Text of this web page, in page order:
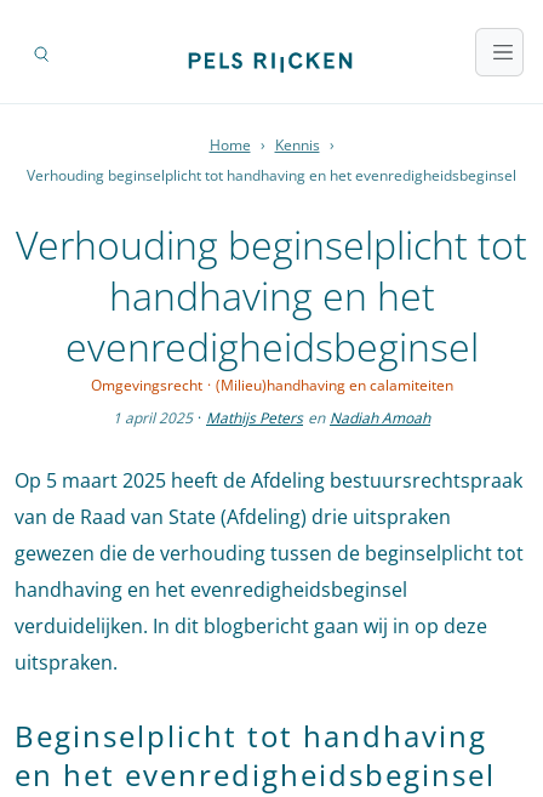
Home › Kennis ›
Verhouding beginselplicht tot handhaving en het evenredigheidsbeginsel
Verhouding beginselplicht tot
handhaving en het
evenredigheidsbeginsel
Omgevingsrecht · (Milieu)handhaving en calamiteiten
1 april 2025 · Mathijs Peters en Nadiah Amoah
Op 5 maart 2025 heeft de Afdeling bestuursrechtspraak
van de Raad van State (Afdeling) drie uitspraken
gewezen die de verhouding tussen de beginselplicht tot
handhaving en het evenredigheidsbeginsel
verduidelijken. In dit blogbericht gaan wij in op deze
uitspraken.
Beginselplicht tot handhaving
en het evenredigheidsbeginsel